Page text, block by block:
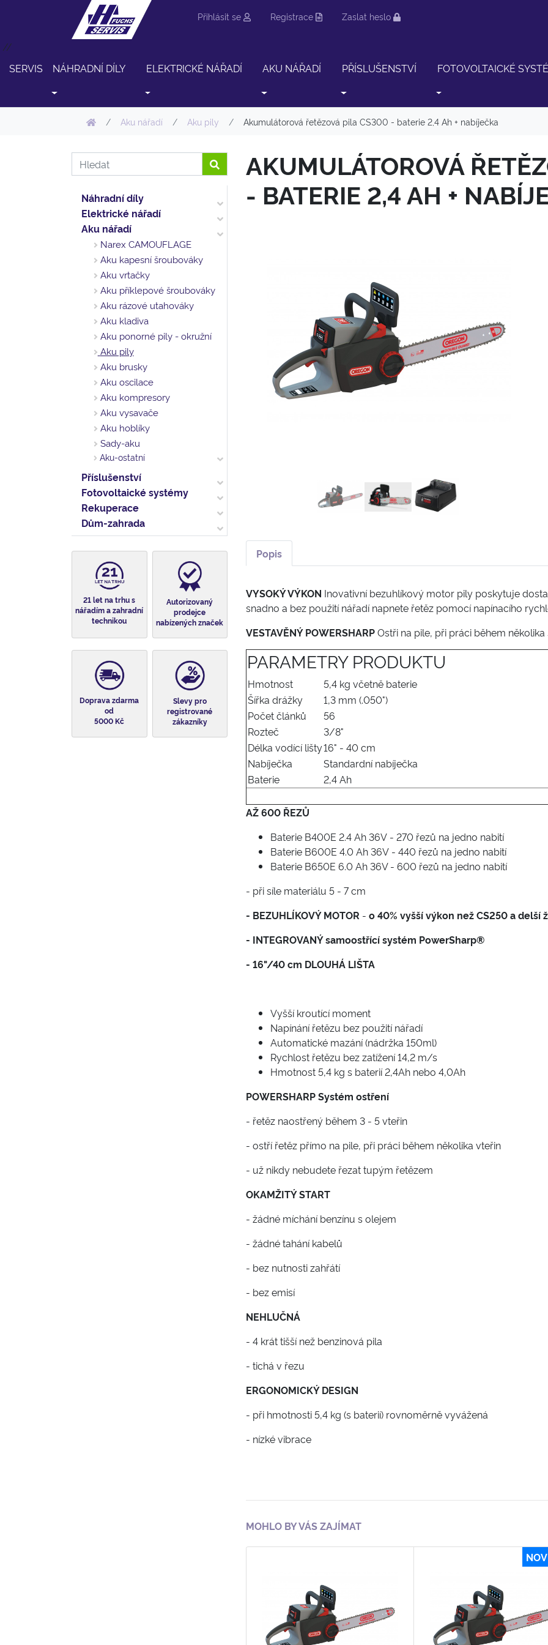
Přihlásit se Registrace Zaslat heslo
//
SERVIS
NÁHRADNÍ DÍLY ELEKTRICKÉ NÁŘADÍ AKU NÁŘADÍ PŘÍSLUŠENSTVÍ FOTOVOLTAICKÉ
Aku nářadí Aku pily Akumulátorová řetězová pila CS300 - baterie 2,4 Ah + nabíječka
Náhradní díly
Elektrické nářadí
Aku nářadí
Narex CAMOUFLAGE
Aku kapesní šroubováky
Aku vrtačky
Aku příklepové šroubováky
Aku rázové utahováky
Aku kladiva
Aku ponorné pily - okružní
Aku pily
Aku brusky
Aku oscilace
Aku kompresory
Aku vysavače
Aku hoblíky
Sady-aku
Aku-ostatní
Příslušenství
Fotovoltaické systémy
Rekuperace
Dům-zahrada
21 let na trhu s
nářadím a zahradní
technikou
Autorizovaný
prodejce
nabízených značek
Doprava zdarma
od
5000 Kč
Slevy pro
registrované
zákazníky
AKUMULÁTOROVÁ
- BATERIE 2,4 AH +
Popis
VYSOKÝ VÝKON Inovativní bezuhlíkový motor pily poskytuje
snadno a bez použití nářadí napnete řetěz pomocí napínacího
VESTAVĚNÝ POWERSHARPOstři na pile, při práci během
PARAMETRY PRODUKTU
Hmotnost
5,4 kg včetně baterie
Šířka drážky
1,3 mm (.050")
Počet článků
56
Rozteč
3/8"
Délka vodící lišty16" - 40 cm
Nabíječka
Standardní nabíječka
Baterie
2,4 Ah
AŽ 600 ŘEZŮ
Baterie B400E 2.4 Ah 36V - 270 řezů na jedno nabití
Baterie B600E 4.0 Ah 36V - 440 řezů na jedno nabití
Baterie B650E 6.0 Ah 36V - 600 řezů na jedno nabití
- při síle materiálu 5 - 7 cm
- BEZUHLÍKOVÝ MOTOR - o 40% vyšší výkon než CS250 a delší
- INTEGROVANÝ samoostřící systém PowerSharp®
- 16"/40 cm DLOUHÁ LIŠTA
Vyšší kroutící moment
Napínání řetězu bez použití nářadí
Automatické mazání (nádržka 150ml)
Rychlost řetězu bez zatížení 14,2 m/s
Hmotnost 5,4 kg s baterií 2,4Ah nebo 4,0Ah
POWERSHARP Systém ostření
- řetěz naostřený během 3 - 5 vteřin
- ostří řetěz přímo na pile, při práci během několika vteřin
- už nikdy nebudete řezat tupým řetězem
OKAMŽITÝ START
- žádné míchání benzínu s olejem
- žádné tahání kabelů
- bez nutnosti zahřátí
- bez emisí
NEHLUČNÁ
- 4 krát tišší než benzinová pila
- tichá v řezu
ERGONOMICKÝ DESIGN
- při hmotnosti 5,4 kg (s baterií) rovnoměrně vyvážená
- nízké vibrace
MOHLO BY VÁS ZAJÍMAT